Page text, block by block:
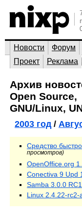
Новости Форум
Проект
Реклама
Архив
Open Source,
GNU/Linux,
2003 год/
Средство
просмотров)
OpenOffice.org
Conectiva 9 Upd 1
Samba 3.0.0 RC1
Linux 2.4.22-rc2-